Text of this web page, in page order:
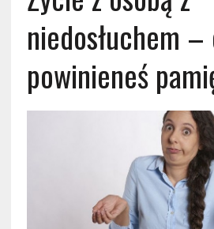
niedosłuchem
powinieneś